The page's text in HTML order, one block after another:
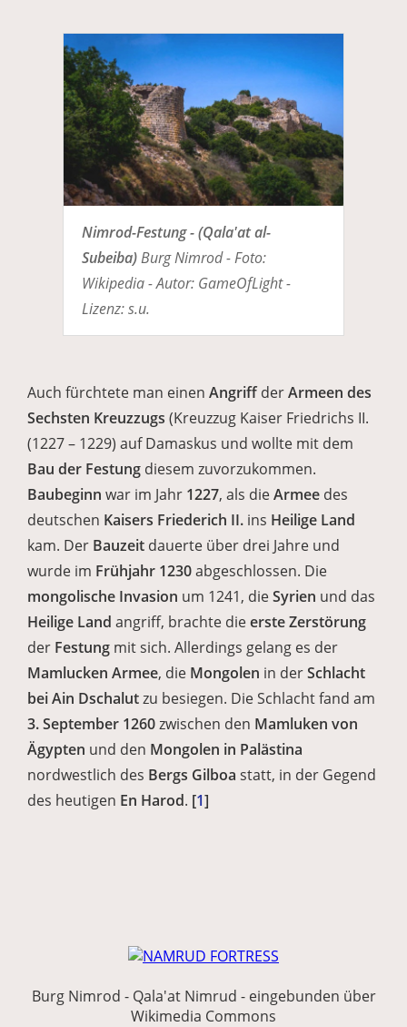
Nimrod-Festung - (Qala'at al-
Subeiba)Burg Nimrod - Foto:
Wikipedia - Autor: GameOfLight -
Lizenz: s.u.
Auch fürchtete man einen AngriffderArmeen des
Sechsten Kreuzzugs (Kreuzzug Kaiser Friedrichs II.
(1227 – 1229) auf Damaskus und wollte mit dem
Bau der Festung diesem zuvorzukommen.
Baubeginn war im Jahr 1227, als dieArmee des
deutschen Kaisers Friederich II. ins Heilige Land
kam. Der Bauzeit dauerte über drei Jahre und
wurde im Frühjahr 1230abgeschlossen. Die
mongolische Invasion um 1241, dieSyrien und das
Heilige Land angriff, brachte dieerste Zerstörung
der Festung mit sich. Allerdings gelang es der
Mamlucken Armee, die Mongolen in derSchlacht
bei Ain Dschalutzu besiegen. Die Schlacht fand am
3. September 1260zwischen den Mamluken von
Ägypten und den Mongolen in Palästina
nordwestlich des Bergs Gilboa statt, in der Gegend
des heutigen En Harod. [1]
Burg Nimrod - Qala'at Nimrud - eingebunden über
Wikimedia Commons